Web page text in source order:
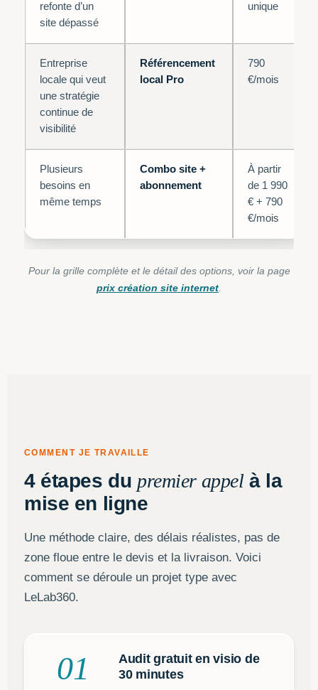
refonte d’un
site dépassé
unique
Entreprise
locale qui veut
une stratégie
continue de
visibilité
Référencement
local Pro
790
€/mois
Plusieurs
besoins en
même temps
Combo site +
abonnement
À partir
de 1 990
€ + 790
€/mois
Pour la grille complète et le détail des options, voir la page
prix création site internet
COMMENT JE TRAVAILLE
4 étapes du premier appel à la
mise en ligne
Une méthode claire, des délais réalistes, pas de
zone floue entre le devis et la livraison. Voici
comment se déroule un projet type avec
LeLab360.
01
Audit gratuit en visio de
30 minutes